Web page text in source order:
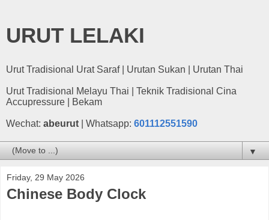
URUT LELAKI
Urut Tradisional Urat Saraf | Urutan Sukan | Urutan Thai
Urut Tradisional Melayu Thai | Teknik Tradisional Cina
Accupressure | Bekam
Wechat: abeurut | Whatsapp: 601112551590
▼
Friday, 29 May 2026
Chinese Body Clock